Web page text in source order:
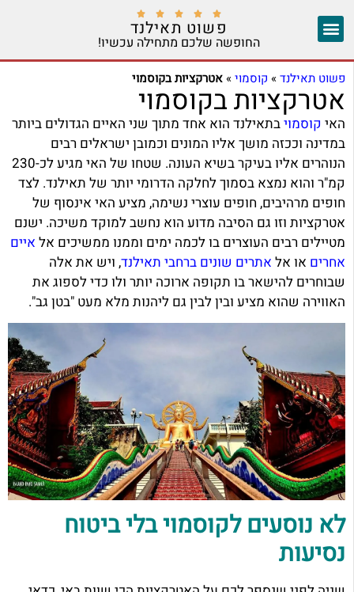





פשוט תאילנד
החופשה שלכם מתחילה עכשיו!
פשוט תאילנד» קוסמוי» אטרקציות בקוסמוי
אטרקציות בקוסמוי
האי קוסמויבתאילנד הוא אחד מתוך שני האיים הגדולים ביותר
במדינה וככזה מושך אליו המונים וכמובן ישראלים רבים
הנוהרים אליו בעיקר בשיא העונה. שטחו של האי מגיע לכ-230
קמ"ר והוא נמצא בסמוך לחלקה הדרומי יותר של תאילנד. לצד
חופים מרהיבים, חופים עוצרי נשימה, מציע האי אינסוף של
אטרקציות וזו גם הסיבה מדוע הוא נחשב למוקד משיכה. ישנם
מטיילים רבים העוצרים בו לכמה ימים וממנו ממשיכים אל איים
אחרים או אל אתרים שונים ברחבי תאילנד, ויש את אלה
שבוחרים להישאר בו תקופה ארוכה יותר ולו כדי לספוג את
האווירה שהוא מציע ובין לבין גם ליהנות מלא מעט "בטן גב".
לא נוסעים לקוסמוי בלי ביטוח
נסיעות